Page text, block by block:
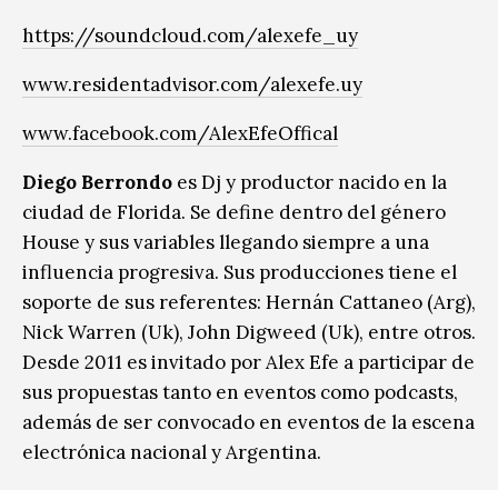
https://soundcloud.com/alexefe_uy
www.residentadvisor.com/alexefe.uy
www.facebook.com/AlexEfeOffical
Diego Berrondo es Dj y productor nacido en la
ciudad de Florida. Se define dentro del género
House y sus variables llegando siempre a una
influencia progresiva. Sus producciones tiene el
soporte de sus referentes: Hernán Cattaneo (Arg),
Nick Warren (Uk), John Digweed (Uk), entre otros.
Desde 2011 es invitado por Alex Efe a participar de
sus propuestas tanto en eventos como podcasts,
además de ser convocado en eventos de la escena
electrónica nacional y Argentina.